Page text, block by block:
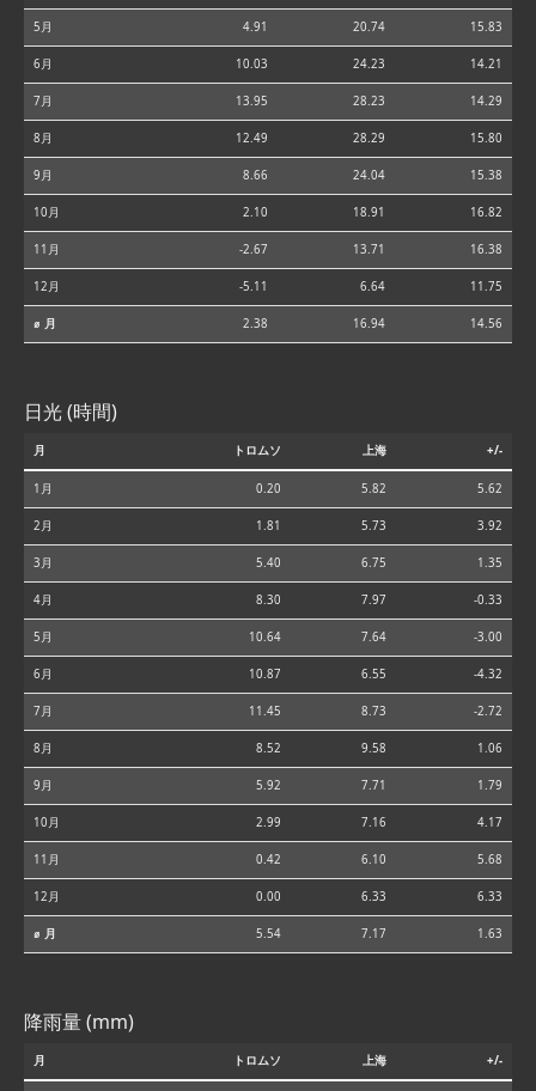
5月 4.91 20.74 15.83
6月 10.03 24.23 14.21
7月 13.95 28.23 14.29
8月 12.49 28.29 15.80
9月 8.66 24.04 15.38
10月 2.10 18.91 16.82
11月 -2.67 13.71 16.38
12月 -5.11 6.64 11.75
⌀ 月 2.38 16.94 14.56
日光 (時間)
月 トロムソ 上海 +/-
1月 0.20 5.82 5.62
2月 1.81 5.73 3.92
3月 5.40 6.75 1.35
4月 8.30 7.97 -0.33
5月 10.64 7.64 -3.00
6月 10.87 6.55 -4.32
7月 11.45 8.73 -2.72
8月 8.52 9.58 1.06
9月 5.92 7.71 1.79
10月 2.99 7.16 4.17
11月 0.42 6.10 5.68
12月 0.00 6.33 6.33
⌀ 月 5.54 7.17 1.63
降雨量 (mm)
月 トロムソ 上海 +/-